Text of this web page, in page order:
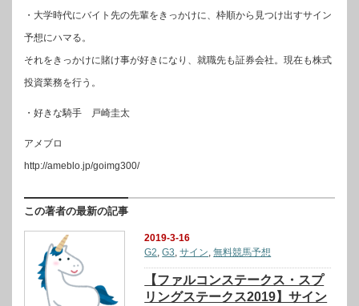
・大学時代にバイト先の先輩をきっかけに、枠順から見つけ出すサイン
予想にハマる。
それをきっかけに賭け事が好きになり、就職先も証券会社。現在も株式
投資業務を行う。
・好きな騎手 戸崎圭太
アメブロ
http://ameblo.jp/goimg300/
この著者の最新の記事
2019-3-16
G2 ,G3 ,サイン ,無料競馬予想
【ファルコンステークス・スプ
リングステークス2019】サイン